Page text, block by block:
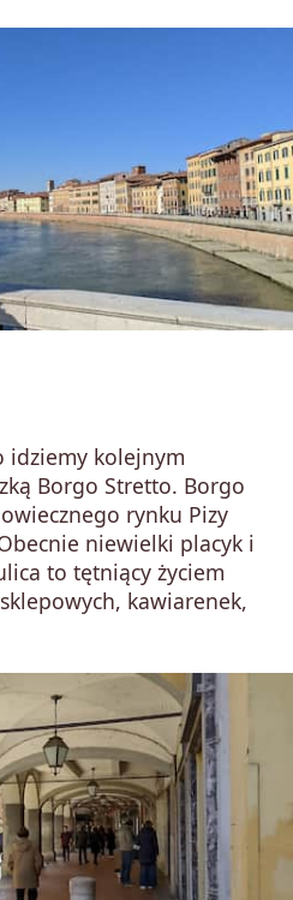
idziemy kolejnym
Borgo Stretto. Borgo
rynku Pizy
niewielki placyk i
to tętniący życiem
kawiarenek,